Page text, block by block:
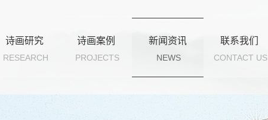
诗画研究 诗画案例 新闻资讯 联系我们
RESEARCH PROJECTS NEWS CONTACT US